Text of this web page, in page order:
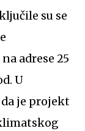
su se
na adrese 25
U
je projekt